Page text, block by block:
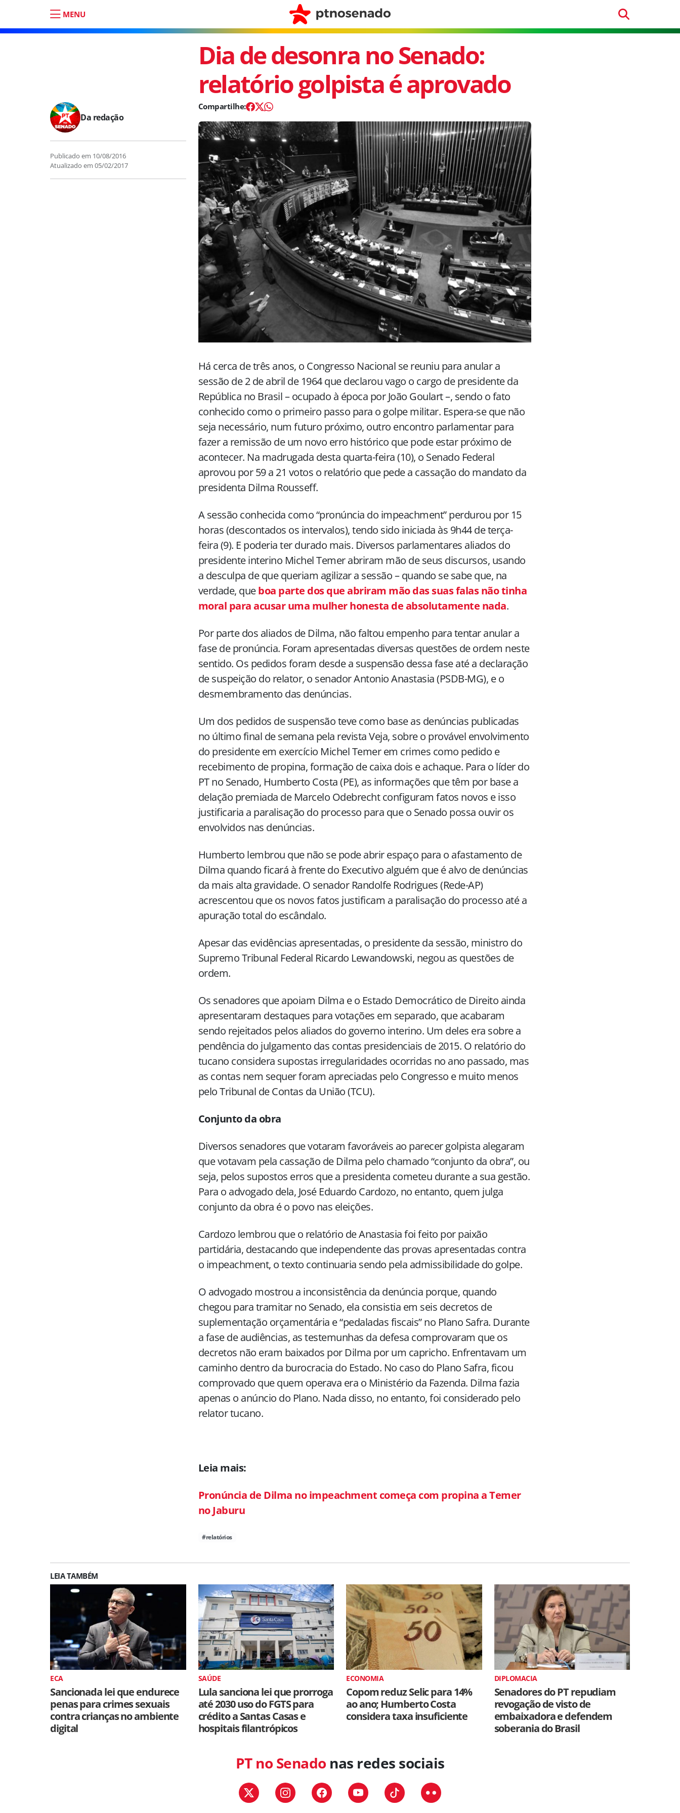
MENU
Dia de desonra no Senado:
relatório golpista é aprovado
Da redação
Publicado em 10/08/2016
Atualizado em 05/02/2017
Há cerca de três anos, o Congresso Nacional se reuniu para anular a
sessão de 2 de abril de 1964 que declarou vago o cargo de presidente da
República no Brasil – ocupado à época por João Goulart –, sendo o fato
conhecido como o primeiro passo para o golpe militar. Espera-se que não
seja necessário, num futuro próximo, outro encontro parlamentar para
fazer a remissão de um novo erro histórico que pode estar próximo de
acontecer. Na madrugada desta quarta-feira (10), o Senado Federal
aprovou por 59 a 21 votos o relatório que pede a cassação do mandato da
presidenta Dilma Rousseff.
A sessão conhecida como “pronúncia do impeachment” perdurou por 15
horas (descontados os intervalos), tendo sido iniciada às 9h44 de terça-
feira (9). E poderia ter durado mais. Diversos parlamentares aliados do
presidente interino Michel Temer abriram mão de seus discursos, usando
a desculpa de que queriam agilizar a sessão – quando se sabe que, na
verdade, queboa parte dos que abriram mão das suas falas não tinha
moral para acusar uma mulher honesta de absolutamente nada.
Por parte dos aliados de Dilma, não faltou empenho para tentar anular a
fase de pronúncia. Foram apresentadas diversas questões de ordem neste
sentido. Os pedidos foram desde a suspensão dessa fase até a declaração
de suspeição do relator, o senador Antonio Anastasia (PSDB-MG), e o
desmembramento das denúncias.
Um dos pedidos de suspensão teve como base as denúncias publicadas
no último final de semana pela revista Veja, sobre o provável envolvimento
do presidente em exercício Michel Temer em crimes como pedido e
recebimento de propina, formação de caixa dois e achaque. Para o líder do
PT no Senado, Humberto Costa (PE), as informações que têm por base a
delação premiada de Marcelo Odebrecht configuram fatos novos e isso
justificaria a paralisação do processo para que o Senado possa ouvir os
envolvidos nas denúncias.
Humberto lembrou que não se pode abrir espaço para o afastamento de
Dilma quando ficará à frente do Executivo alguém que é alvo de denúncias
da mais alta gravidade. O senador Randolfe Rodrigues (Rede-AP)
acrescentou que os novos fatos justificam a paralisação do processo até a
apuração total do escândalo.
Apesar das evidências apresentadas, o presidente da sessão, ministro do
Supremo Tribunal Federal Ricardo Lewandowski, negou as questões de
ordem.
Os senadores que apoiam Dilma e o Estado Democrático de Direito ainda
apresentaram destaques para votações em separado, que acabaram
sendo rejeitados pelos aliados do governo interino. Um deles era sobre a
pendência do julgamento das contas presidenciais de 2015. O relatório do
tucano considera supostas irregularidades ocorridas no ano passado, mas
as contas nem sequer foram apreciadas pelo Congresso e muito menos
pelo Tribunal de Contas da União (TCU).
Conjunto da obra
Diversos senadores que votaram favoráveis ao parecer golpista alegaram
que votavam pela cassação de Dilma pelo chamado “conjunto da obra”, ou
seja, pelos supostos erros que a presidenta cometeu durante a sua gestão.
Para o advogado dela, José Eduardo Cardozo, no entanto, quem julga
conjunto da obra é o povo nas eleições.
Cardozo lembrou que o relatório de Anastasia foi feito por paixão
partidária, destacando que independente das provas apresentadas contra
o impeachment, o texto continuaria sendo pela admissibilidade do golpe.
O advogado mostrou a inconsistência da denúncia porque, quando
chegou para tramitar no Senado, ela consistia em seis decretos de
suplementação orçamentária e “pedaladas fiscais” no Plano Safra. Durante
a fase de audiências, as testemunhas da defesa comprovaram que os
decretos não eram baixados por Dilma por um capricho. Enfrentavam um
caminho dentro da burocracia do Estado. No caso do Plano Safra, ficou
comprovado que quem operava era o Ministério da Fazenda. Dilma fazia
apenas o anúncio do Plano. Nada disso, no entanto, foi considerado pelo
relator tucano.
Leia mais:
Pronúncia de Dilma no impeachment começa com propina a Temer
no Jaburu
#relatórios
LEIA TAMBÉM
ECA
Sancionada lei que endurece
penas para crimes sexuais
contra crianças no ambiente
digital
SAÚDE
Lula sanciona lei que prorroga
até 2030 uso do FGTS para
crédito a Santas Casas e
hospitais filantrópicos
ECONOMIA
Copom reduz Selic para 14%
ao ano; Humberto Costa
considera taxa insuficiente
DIPLOMACIA
Senadores do PT repudiam
revogação de visto de
embaixadora e defendem
soberania do Brasil
PT no Senado nas redes sociais